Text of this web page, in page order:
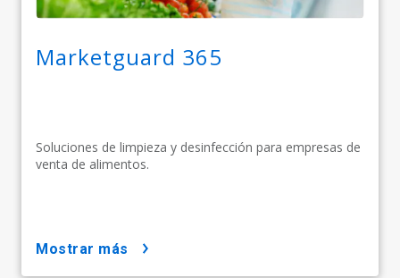
Marketguard 365
Soluciones de limpieza y desinfección para empresas de
venta de alimentos.
mostrar más